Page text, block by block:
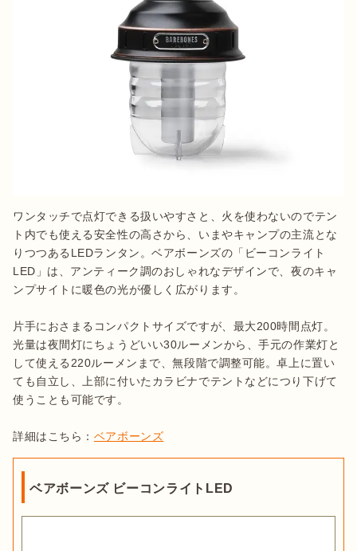
ワンタッチで点灯できる扱いやすさと、火を使わないのでテン
ト内でも使える安全性の高さから、いまやキャンプの主流とな
りつつあるLEDランタン。ベアボーンズの「ビーコンライト
LED」は、アンティーク調のおしゃれなデザインで、夜のキャ
ンプサイトに暖色の光が優しく広がります。
片手におさまるコンパクトサイズですが、最大200時間点灯。
光量は夜間灯にちょうどいい30ルーメンから、手元の作業灯と
して使える220ルーメンまで、無段階で調整可能。卓上に置い
ても自立し、上部に付いたカラビナでテントなどにつり下げて
使うことも可能です。
詳細はこちら： ベアボーンズ
ベアボーンズ ビーコンライトLED